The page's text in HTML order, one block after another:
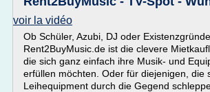
voir la vidéo
Ob Schüler, Azubi, DJ oder
Rent2BuyMusic.de ist die clevere
die sich ganz einfach ihre Musik- und
erfüllen möchten. Oder für diejenigen, die
Leihequipment durch die Gegend